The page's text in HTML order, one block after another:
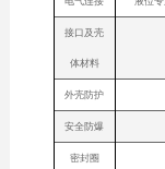
接口及壳
体材料
外壳防护
安全防爆
密封圈